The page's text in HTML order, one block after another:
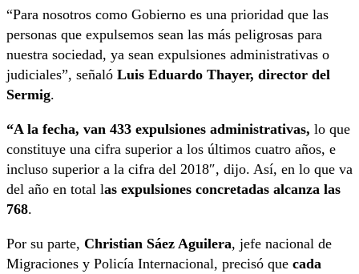
“Para nosotros como Gobierno es una prioridad que las
personas que expulsemos sean las más peligrosas para
nuestra sociedad, ya sean expulsiones administrativas o
judiciales”, señaló Luis Eduardo Thayer, director del
Sermig.
“A la fecha, van 433 expulsiones administrativas, lo que
constituye una cifra superior a los últimos cuatro años, e
incluso superior a la cifra del 2018″, dijo. Así, en lo que va
del año en total las expulsiones concretadas alcanza las
768.
Por su parte, Christian Sáez Aguilera, jefe nacional de
Migraciones y Policía Internacional, precisó que cada